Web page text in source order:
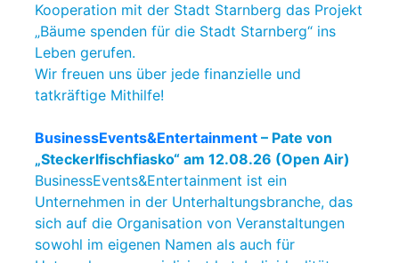
Kooperation mit der Stadt Starnberg das Projekt
„Bäume spenden für die Stadt Starnberg“ ins
Leben gerufen.
Wir freuen uns über jede finanzielle und
tatkräftige Mithilfe!
BusinessEvents&Entertainment – Pate von
„Steckerlfischfiasko“ am 12.08.26 (Open Air)
BusinessEvents&Entertainment ist ein
Unternehmen in der Unterhaltungsbranche, das
sich auf die Organisation von Veranstaltungen
sowohl im eigenen Namen als auch für